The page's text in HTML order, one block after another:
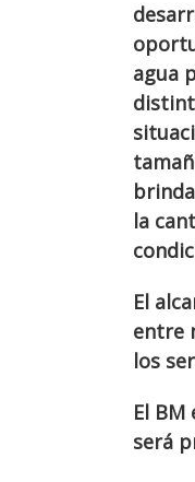
agua
la
El
entre
los
El
será